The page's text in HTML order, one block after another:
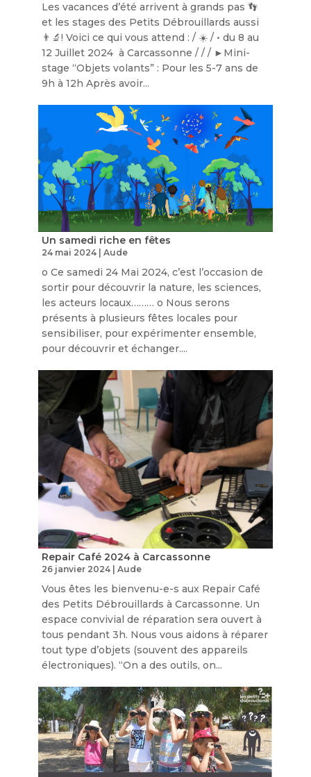
Les vacances d’été arrivent à grands pas 👣
et les stages des Petits Débrouillards aussi
👨‍🔬! Voici ce qui vous attend : / ☀️ / • du 8 au
12 Juillet 2024 à Carcassonne / / / ►Mini-
stage “Objets volants” : Pour les 5-7 ans de
9h à 12h Après avoir...
Un samedi riche en fêtes
24 mai 2024| Aude
o Ce samedi 24 Mai 2024, c’est l’occasion de
sortir pour découvrir la nature, les sciences,
les acteurs locaux……… o Nous serons
présents à plusieurs fêtes locales pour
sensibiliser, pour expérimenter ensemble,
pour découvrir et échanger....
Repair Café 2024 à Carcassonne
26 janvier 2024| Aude
Vous êtes les bienvenu-e-s aux Repair Café
des Petits Débrouillards à Carcassonne. Un
espace convivial de réparation sera ouvert à
tous pendant 3h. Nous vous aidons à réparer
tout type d’objets (souvent des appareils
électroniques). “On a des outils, on...